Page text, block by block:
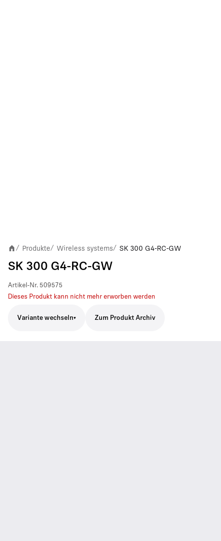
/ Produkte/ Wireless systems/ SK 300 G4-RC-GW
SK 300 G4-RC-GW
Artikel-Nr. 509575
Dieses Produkt kann nicht mehr erworben werden
Variante wechseln Zum Produkt Archiv